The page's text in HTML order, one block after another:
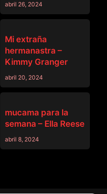
abril 26, 2024
Mi extraña
hermanastra –
Kimmy Granger
abril 20, 2024
mucama para la
semana – Ella Reese
abril 8, 2024